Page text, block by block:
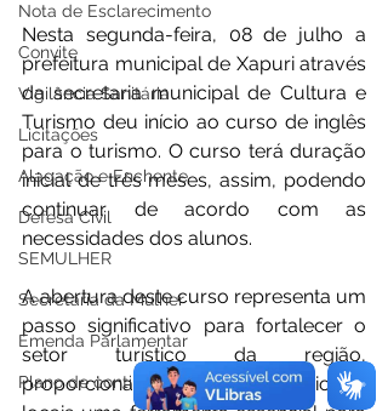
Nota de Esclarecimento
Convite
Vigilância Sanitária
Licitações
Alagação e Enchente
Defesa Civil
SEMULHER
Secretaria da Mulher
Emenda Parlamentar
Plano de contingência
Nesta segunda-feira, 08 de julho a
prefeitura municipal de Xapuri através
da secretaria municipal de Cultura e
Turismo deu início ao curso de inglês
para o turismo. O curso terá duração
inicial de três meses, assim, podendo
continuar de acordo com as
necessidades dos alunos.
A abertura deste curso representa um
passo significativo para fortalecer o
setor turístico da região,
proporcionando aos profissionais